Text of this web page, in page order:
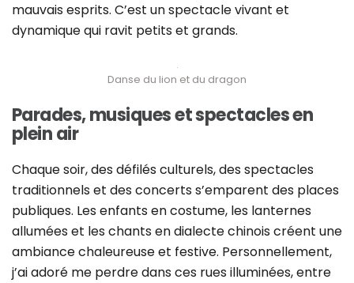
mauvais esprits. C’est un spectacle vivant et
dynamique qui ravit petits et grands.
Danse du lion et du dragon
Parades, musiques et spectacles en
plein air
Chaque soir, des défilés culturels, des spectacles
traditionnels et des concerts s’emparent des places
publiques. Les enfants en costume, les lanternes
allumées et les chants en dialecte chinois créent une
ambiance chaleureuse et festive. Personnellement,
j’ai adoré me perdre dans ces rues illuminées, entre